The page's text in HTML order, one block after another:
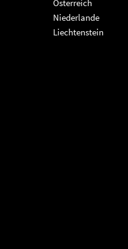
Österreich
Niederlande
Liechtenstein